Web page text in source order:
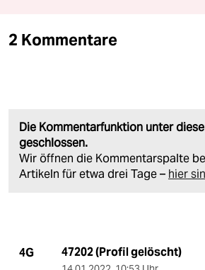
2 Kommentare
Die Kommentarfunktion unter
geschlossen.
Wir öffnen die Kommentarspalte
Artikeln für etwa drei Tage – hier
4G 47202 (Profil gelöscht)